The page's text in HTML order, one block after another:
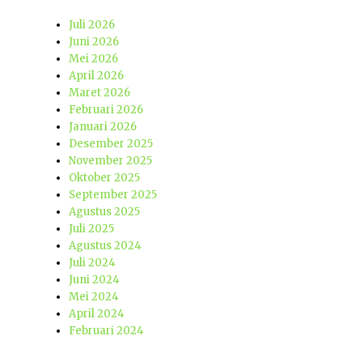
Juli 2026
Juni 2026
Mei 2026
April 2026
Maret 2026
Februari 2026
Januari 2026
Desember 2025
November 2025
Oktober 2025
September 2025
Agustus 2025
Juli 2025
Agustus 2024
Juli 2024
Juni 2024
Mei 2024
April 2024
Februari 2024